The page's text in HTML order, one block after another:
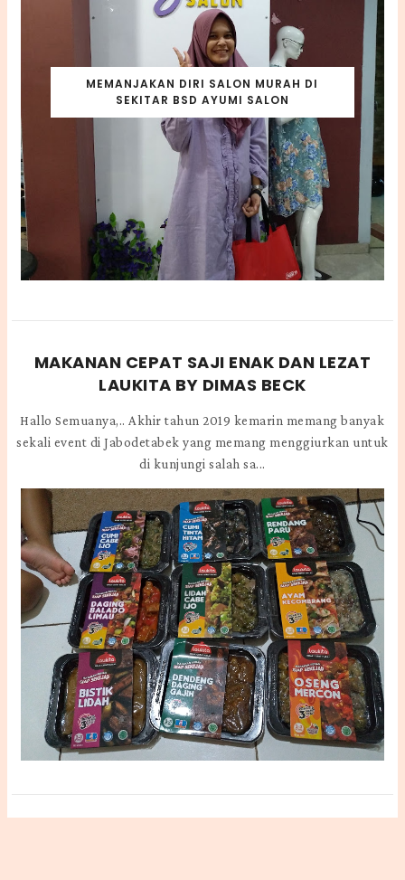
MEMANJAKAN DIRI SALON MURAH DI
SEKITAR BSD AYUMI SALON
MAKANAN CEPAT SAJI ENAK DAN LEZAT
LAUKITA BY DIMAS BECK
Hallo Semuanya,.. Akhir tahun 2019 kemarin memang banyak
sekali event di Jabodetabek yang memang menggiurkan untuk
di kunjungi salah sa...